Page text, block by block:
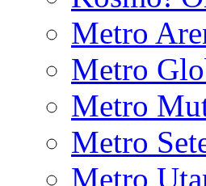
Metro
Metro
Metro
Metro
Metro